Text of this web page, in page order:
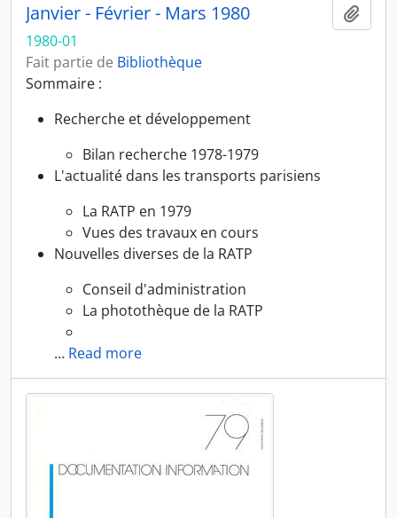
Janvier - Février - Mars 1980
1980-01
Fait partie de Bibliothèque
Sommaire :
Recherche et développement
Bilan recherche 1978-1979
L'actualité dans les transports parisiens
La RATP en 1979
Vues des travaux en cours
Nouvelles diverses de la RATP
Conseil d'administration
La photothèque de la RATP
… Read more